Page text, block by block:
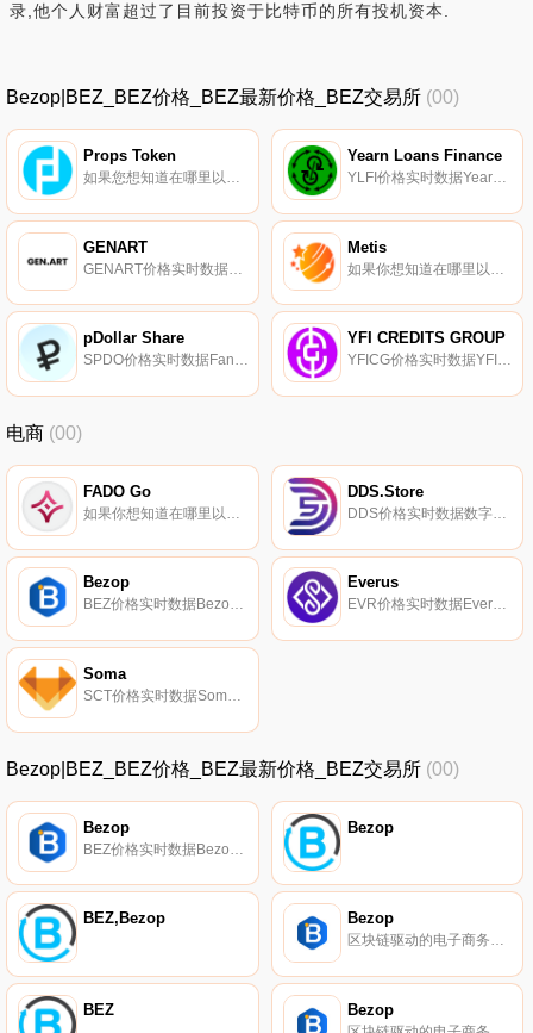
录,他个人财富超过了目前投资于比特币的所有投机资本.
Bezop|BEZ_BEZ价格_BEZ最新价格_BEZ交易所 (00)
Props Token
如果您想知道在哪里以当前价格购买Props Token,目前交易｛PROPSnname｝股票的顶级加密货币交易所是Gate.io。您可以在我们的加密货币交易所页面上找到其他交易所。Props项目旨在增强帮助数字社区蓬勃发展的人的能力,并在应用程序开发人员和用户之间建立更好的联系.
Yearn Loans Finance
YLFI价格实时数据Yearn Loans Finance是加密资产和股权、流动性农业、金库和投票的平台。借款人无需出售加密资产即可获得资金。贷款人提供贷款并获得有竞争力的回报.
GENART
GENART价格实时数据GEN.ART是一个领先的生成艺术平台。作为一个DAO,我们有5100名成员。我们专注于在区块链上突破生成艺术的界限。我们还寻求将传统艺术世界与数字世界连接起来.
Metis
pDollar Share
SPDO价格实时数据Fantom Opera上的一种算法稳定币,通过铸币税与?美元DAI（0.5）的价格挂钩.
YFI CREDITS GROUP
YFICG价格实时数据YFI CREDITS是一个开源的去中心化协议,使您能够从一个简单的仪表板轻松访问YFI CREDITS DUAL STAKING、FARMING、GOVERNANCE VOTE、LENDING和BORRING DeFi Services.
电商 (00)
FADO Go DDS.Store
Bezop
BEZ价格实时数据Bezop（BEZ）是一种加密货币,在以太坊平台上运行。Bezop的电流供应量为89267250,其中55660263.89767572正在流通。最近已知的Bezop价格为0.00662472美元,在过去24小时内下跌了-4.99美元.
Everus
EVR价格实时数据Everus（EVR）是一种于2017年推出的加密货币,在以太坊平台上运营。Everus目前的供应量为1000000000,其中0正在流通。最近已知的Everus价格为0.00021595美元,在过去24小时内上涨了0.00.
Soma
SCT价格实时数据Soma（SCT）是一种加密货币,在以太坊平台上运行。Soma目前的供应量为14418073.8322507,其中9771527.03867703正在流通。最近已知的Soma价格为0.0127432美元,在过去24小时内上涨了0.00.
Bezop|BEZ_BEZ价格_BEZ最新价格_BEZ交易所 (00)
Bezop Bezop
BEZ,Bezop Bezop
区块链驱动的电子商务系统。
BEZ Bezop